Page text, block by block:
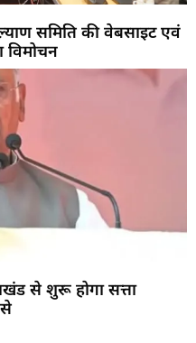
समिति की वेबसाइट एवं
विमोचन
से शुरू होगा सत्ता